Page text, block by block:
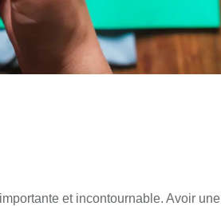
et incontournable. Avoir une